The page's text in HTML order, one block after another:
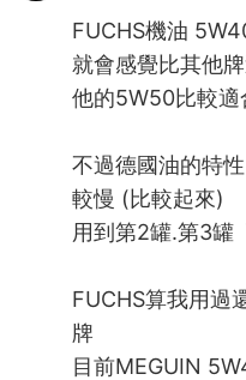
FUCHS機油
就會感覺比其他
他的5W50比較適
不過德國油的特
較慢 (比較起來)
用到第2罐.第3罐
FUCHS算我用過
牌
目前MEGUIN